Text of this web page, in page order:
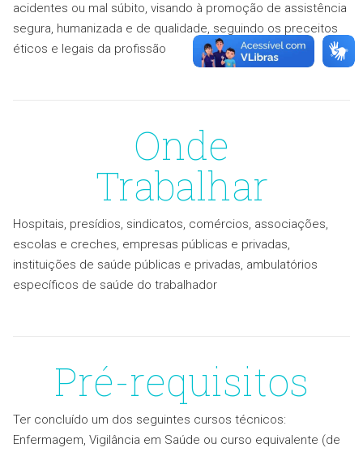
acidentes ou mal súbito, visando à promoção de assistência
segura, humanizada e de qualidade, seguindo os preceitos
éticos e legais da profissão
Onde
Trabalhar
Hospitais, presídios, sindicatos, comércios, associações,
escolas e creches, empresas públicas e privadas,
instituições de saúde públicas e privadas, ambulatórios
específicos de saúde do trabalhador
Pré-requisitos
Ter concluído um dos seguintes cursos técnicos:
Enfermagem, Vigilância em Saúde ou curso equivalente (de